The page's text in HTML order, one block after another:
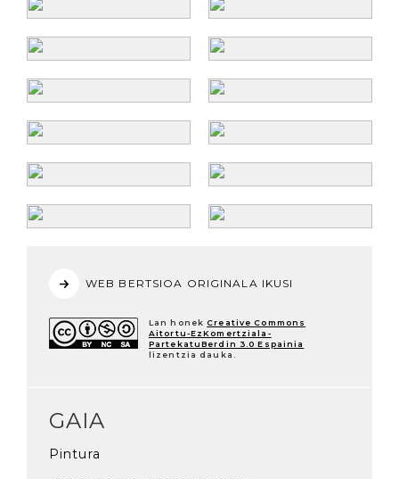
WEB BERTSIOA ORIGINALA IKUSI
Lan honek Creative Commons
Aitortu-EzKomertziala-
PartekatuBerdin 3.0 Espainia
lizentzia dauka.
GAIA
Pintura